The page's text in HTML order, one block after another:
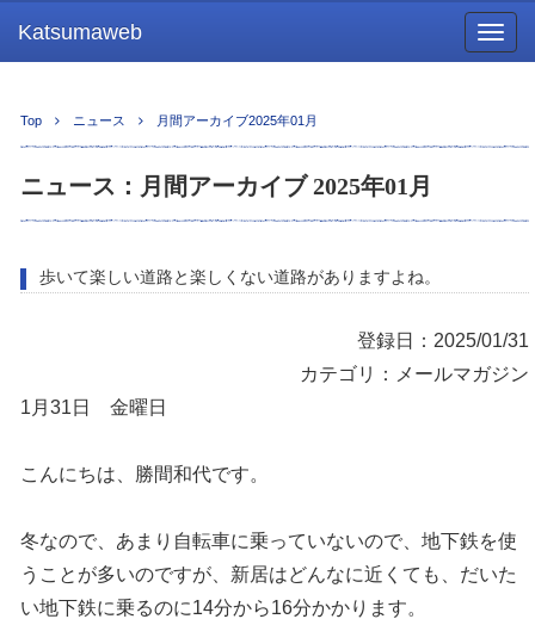
Katsumaweb
Top ニュース 月間アーカイブ2025年01月
ニュース：月間アーカイブ 2025年01月
歩いて楽しい道路と楽しくない道路がありますよね。
登録日：2025/01/31
カテゴリ：メールマガジン
1月31日 金曜日
こんにちは、勝間和代です。
冬なので、あまり自転車に乗っていないので、地下鉄を使
うことが多いのですが、新居はどんなに近くても、だいた
い地下鉄に乗るのに14分から16分かかります。